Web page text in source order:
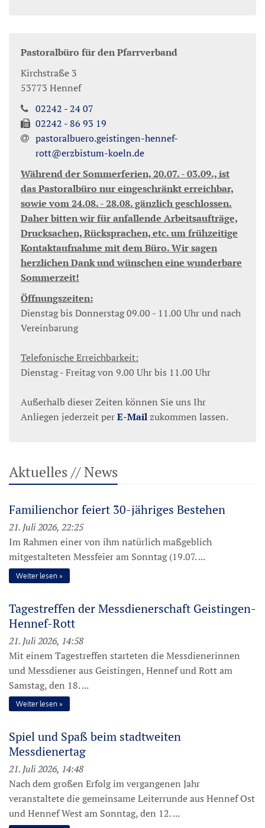
Pastoralbüro für den Pfarrverband
Kirchstraße 3
53773 Hennef
02242 - 24 07
02242 - 86 93 19
pastoralbuero.geistingen-hennef-
rott@erzbistum-koeln.de
Während der Sommerferien, 20.07. - 03.09., ist
das Pastoralbüro nur eingeschränkt erreichbar,
sowie vom 24.08. - 28.08. gänzlich geschlossen.
Daher bitten wir für anfallende Arbeitsaufträge,
Drucksachen, Rücksprachen, etc. um frühzeitige
Kontaktaufnahme mit dem Büro. Wir sagen
herzlichen Dank und wünschen eine wunderbare
Sommerzeit!
Öffnungszeiten:
Dienstag bis Donnerstag 09.00 - 11.00 Uhr und nach
Vereinbarung
Telefonische Erreichbarkeit:
Dienstag - Freitag von 9.00 Uhr bis 11.00 Uhr
Außerhalb dieser Zeiten können Sie uns Ihr
Anliegen jederzeit perE-Mailzukommen lassen.
Aktuelles // News
Familienchor feiert 30-jähriges Bestehen
21. Juli 2026, 22:25
Im Rahmen einer von ihm natürlich maßgeblich
mitgestalteten Messfeier am Sonntag (19.07. ...
Weiter lesen
Tagestreffen der Messdienerschaft Geistingen-
Hennef-Rott
21. Juli 2026, 14:58
Mit einem Tagestreffen starteten die Messdienerinnen
und Messdiener aus Geistingen, Hennef und Rott am
Samstag, den 18. ...
Weiter lesen
Spiel und Spaß beim stadtweiten
Messdienertag
21. Juli 2026, 14:48
Nach dem großen Erfolg im vergangenen Jahr
veranstaltete die gemeinsame Leiterrunde aus Hennef Ost
und Hennef West am Sonntag, den 12. ...